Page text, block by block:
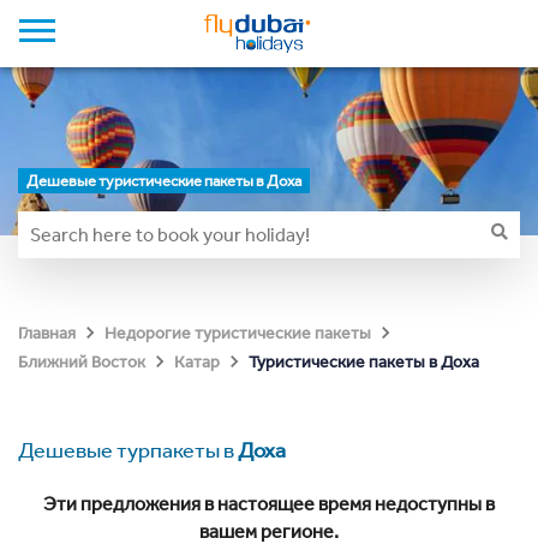
Дешевые туристические пакеты в Доха
Главная
Недорогие туристические пакеты
Ближний Восток
Катар Туристические пакеты в Доха
Дешевые турпакеты вДоха
Эти предложения в настоящее время недоступны в
вашем регионе.